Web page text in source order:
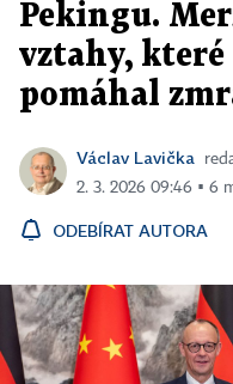
Pekingu.
vztahy, které
pomáhal
Václav Lavička
2. 3. 2026 09:46 ▪ 6
ODEBÍRAT AUTORA